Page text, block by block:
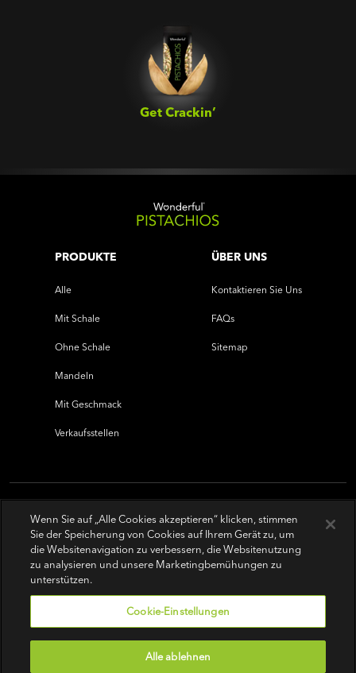
Get Crackin’‎
PRODUKTE
Alle
Mit Schale
Ohne Schale
Mandeln
Mit Geschmack
Verkaufsstellen
ÜBER UNS
Kontaktieren Sie Uns
FAQs
Sitemap
Nutzungsbedingungen | Datenschutz-Bestimmungen
Wenn Sie auf „Alle Cookies akzeptieren“ klicken, stimmen
Sie der Speicherung von Cookies auf Ihrem Gerät zu, um
die Websitenavigation zu verbessern, die Websitenutzung
zu analysieren und unsere Marketingbemühungen zu
unterstützen.
Cookie-Einstellungen
Alle ablehnen